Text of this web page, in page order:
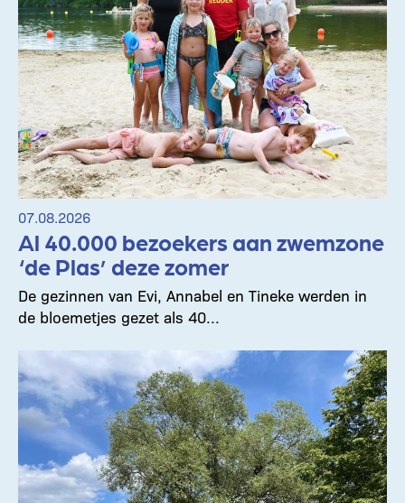
07.08.2026
Al 40.000 bezoekers aan zwemzone
‘de Plas’ deze zomer
De gezinnen van Evi, Annabel en Tineke werden in
de bloemetjes gezet als 40...